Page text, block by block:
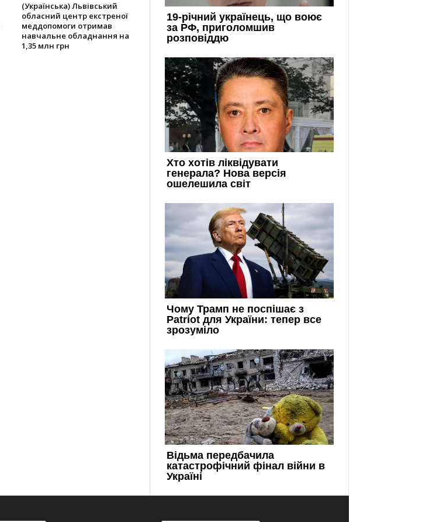
(Українська) Львівський
обласний центр екстреної
меддопомоги отримав
навчальне обладнання на
1,35 млн грн